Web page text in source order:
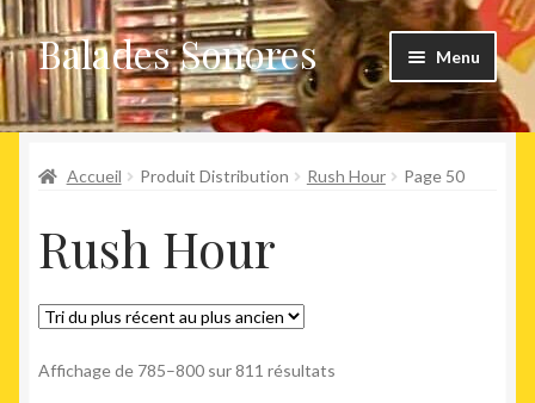
Aller
à
la
navigation
Aller
au
contenu
Balades Sonores Menu
Boutique
Nouveaux arrivages
Ouvrir
Précommandes
Agenda
Accueil Produit Distribution Rush Hour Page 50
Rush Hour
Affichage de 785–800 sur 811 résultats